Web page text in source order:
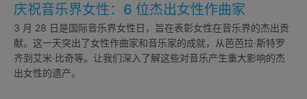
庆祝音乐界女性：6 位杰出女性作曲家
3 月 28 日是国际音乐界女性日，旨在表彰女性在音乐界的杰出贡
献。这一天突出了女性作曲家和音乐家的成就，从芭芭拉·斯特罗
齐到艾米·比奇等。让我们深入了解这些对音乐产生重大影响的杰
出女性的遗产。